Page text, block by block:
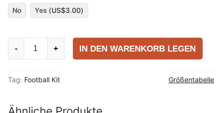
No Yes (US$3.00)
Fußball
- + IN DEN WARENKORB LEGEN
Tag: Football Kit Größentabelle